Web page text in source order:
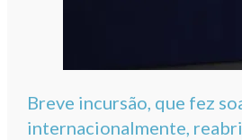
Breve incursão, que fez
internacionalmente,